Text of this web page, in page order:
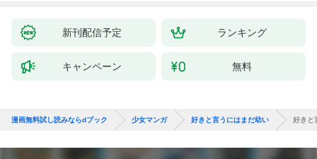
新刊配信予定 ランキング
キャンペーン 無料
漫画無料試し読みならdブック 少女マンガ 好きと言うにはまだ幼い 好きと